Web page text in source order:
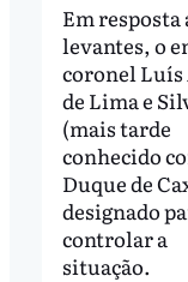
Em resposta
levantes, o
coronel Luís
de Lima e
(mais tarde
conhecido
Duque de
designado
controlar a
situação.